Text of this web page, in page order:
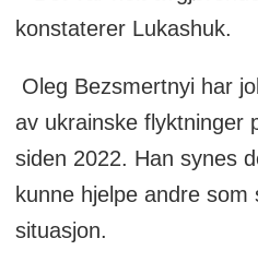
konstaterer Lukashuk.
Oleg Bezsmertnyi har
av ukrainske flyktninger
siden 2022. Han synes
kunne hjelpe andre som
situasjon.